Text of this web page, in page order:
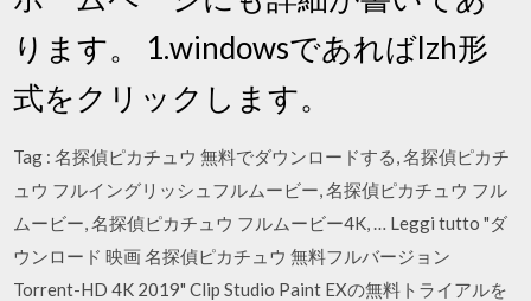
ります。 1.windowsであればlzh形
式をクリックします。
Tag : 名探偵ピカチュウ 無料でダウンロードする, 名探偵ピカチ
ュウ フルイングリッシュフルムービー, 名探偵ピカチュウ フル
ムービー, 名探偵ピカチュウ フルムービー4K, … Leggi tutto "ダ
ウンロード 映画 名探偵ピカチュウ 無料フルバージョン
Torrent-HD 4K 2019" Clip Studio Paint EXの無料トライアルを